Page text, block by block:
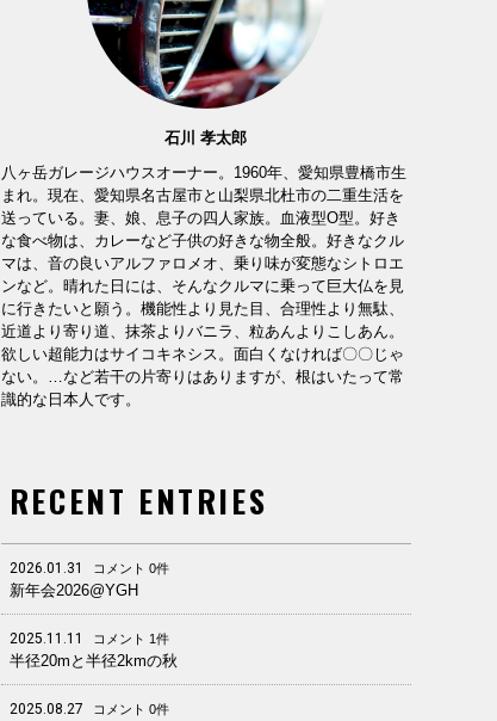
石川 孝太郎
八ヶ岳ガレージハウスオーナー。1960年、愛知県豊橋市生
まれ。現在、愛知県名古屋市と山梨県北杜市の二重生活を
送っている。妻、娘、息子の四人家族。血液型O型。好き
な食べ物は、カレーなど子供の好きな物全般。好きなクル
マは、音の良いアルファロメオ、乗り味が変態なシトロエ
ンなど。晴れた日には、そんなクルマに乗って巨大仏を見
に行きたいと願う。機能性より見た目、合理性より無駄、
近道より寄り道、抹茶よりバニラ、粒あんよりこしあん。
欲しい超能力はサイコキネシス。面白くなければ〇〇じゃ
ない。…など若干の片寄りはありますが、根はいたって常
識的な日本人です。
RECENT ENTRIES
2026.01.31 コメント 0件
新年会2026@YGH
2025.11.11 コメント 1件
半径20mと半径2kmの秋
2025.08.27 コメント 0件